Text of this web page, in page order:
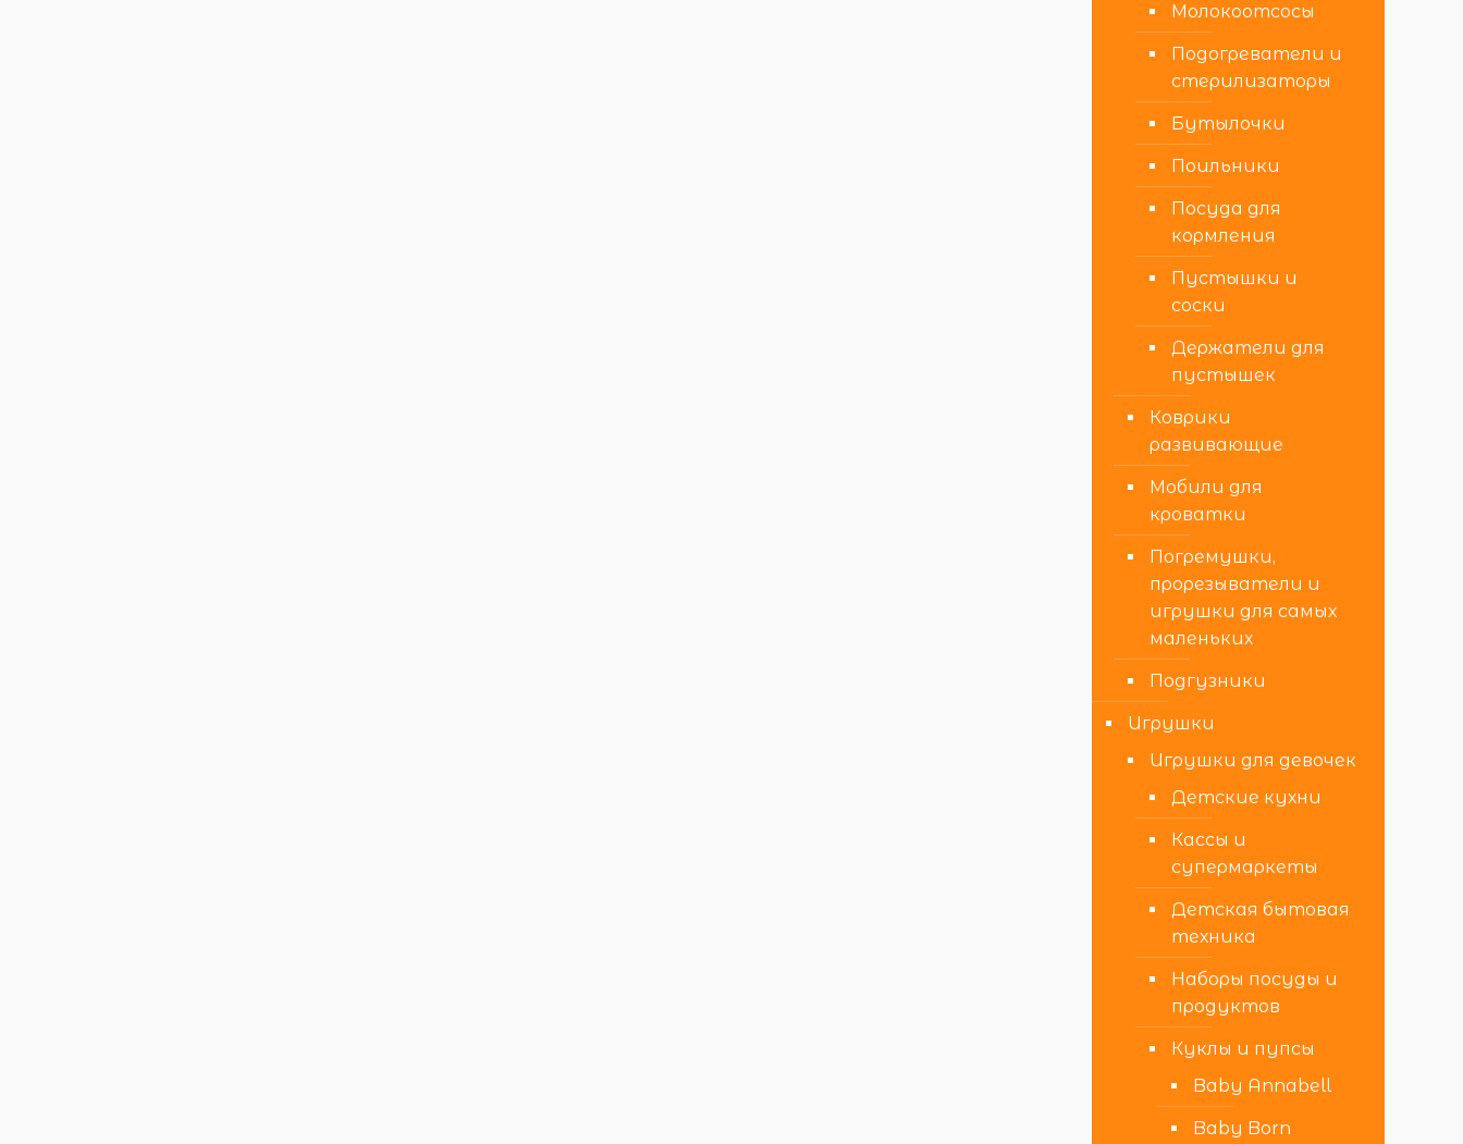
Молокоотсосы
Подогреватели и
стерилизаторы
Бутылочки
Поильники
Посуда для
кормления
Пустышки и
соски
Держатели для
пустышек
Коврики
развивающие
Мобили для
кроватки
Погремушки,
прорезыватели и
игрушки для самых
маленьких
Подгузники
Игрушки
Игрушки для девочек
Детские кухни
Кассы и
супермаркеты
Детская бытовая
техника
Наборы посуды и
продуктов
Куклы и пупсы
Baby Annabell
Baby Born